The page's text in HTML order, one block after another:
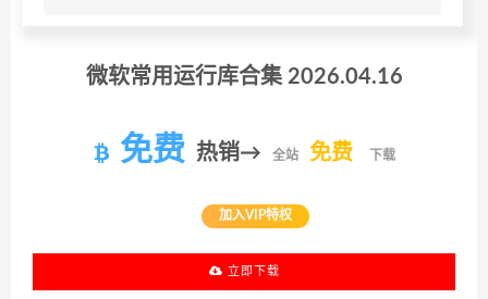
微软常用运行库合集 2026.04.16
免费 热销→ 全站 免费 下载
加入VIP特权
立即下载